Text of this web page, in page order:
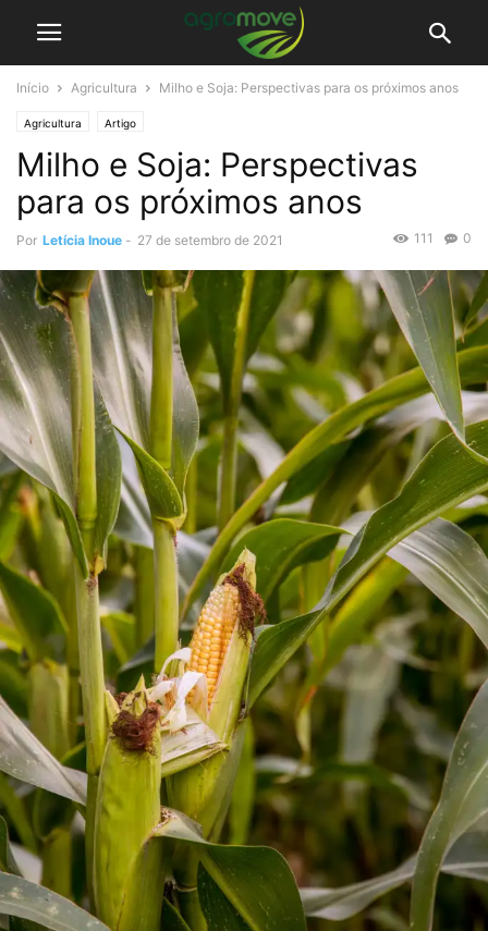
Início Agricultura Milho e Soja: Perspectivas para os próximos anos
Agricultura Artigo
Milho e Soja: Perspectivas
para os próximos anos
Por Letícia Inoue - 27 de setembro de 2021 0
111